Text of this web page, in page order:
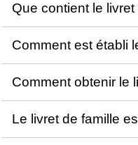
Que contient le
Comment est établi
Comment obtenir le
Le livret de famille